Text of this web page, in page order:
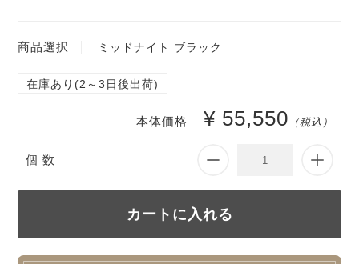
商品選択 ミッドナイト ブラック
在庫あり(2～3日後出荷)
個 数
本体価格 ¥ 55,550 （税込）